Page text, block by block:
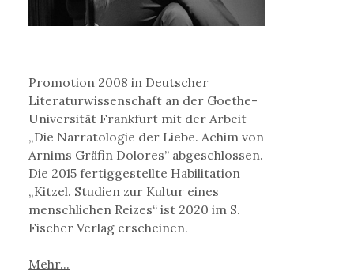
Promotion 2008 in Deutscher
Literaturwissenschaft an der Goethe-
Universität Frankfurt mit der Arbeit
„Die Narratologie der Liebe. Achim von
Arnims Gräfin Dolores” abgeschlossen.
Die 2015 fertiggestellte Habilitation
„Kitzel. Studien zur Kultur eines
menschlichen Reizes“ ist 2020 im S.
Fischer Verlag erscheinen.
Mehr...